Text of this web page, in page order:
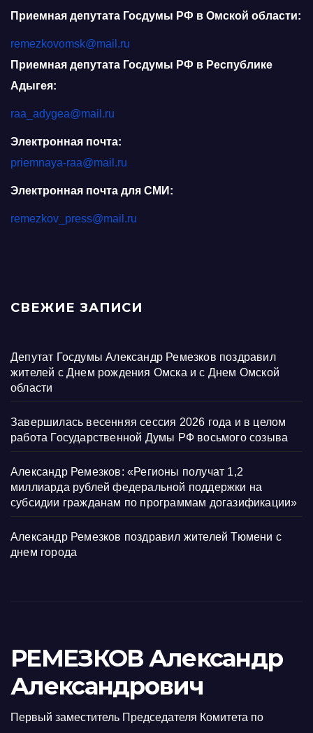
Приемная депутата Госдумы РФ в Омской области:
remezkovomsk@mail.ru
Приемная депутата Госдумы РФ в Республике
Адыгея:
raa_adygea@mail.ru
Электронная почта:
priemnaya-raa@mail.ru
Электронная почта для СМИ:
remezkov_press@mail.ru
СВЕЖИЕ ЗАПИСИ
Депутат Госдумы Александр Ремезков поздравил
жителей с Днем рождения Омска и с Днем Омской
области
Завершилась весенняя сессия 2026 года и в целом
работа Государственной Думы РФ восьмого созыва
Александр Ремезков: «Регионы получат 1,2
миллиарда рублей федеральной поддержки на
субсидии гражданам по программам догазификации»
Александр Ремезков поздравил жителей Тюмени с
днем города
РЕМЕЗКОВ Александр
Александрович
Первый заместитель Председателя Комитета по